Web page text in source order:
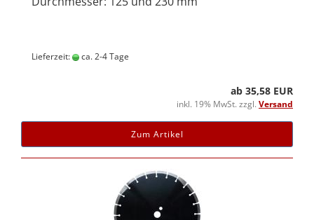
Lieferzeit: ca. 2-4 Tage
ab 35,58 EUR
inkl. 19% MwSt. zzgl. Versand
Zum Artikel